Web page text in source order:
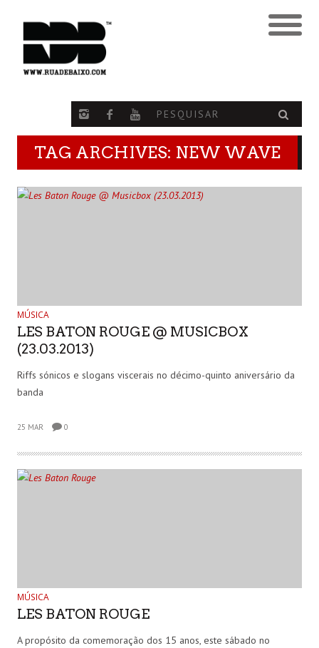
TAG ARCHIVES: NEW WAVE
MÚSICA
LES BATON ROUGE @ MUSICBOX
(23.03.2013)
Riffs sónicos e slogans viscerais no décimo-quinto aniversário da
banda
25 MAR 0
MÚSICA
LES BATON ROUGE
A propósito da comemoração dos 15 anos, este sábado no